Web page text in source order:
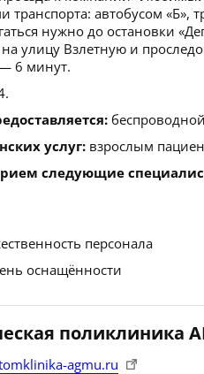
транспорта: автобусом
нужно до остановки
улицу Взлетную и
6 минут.
услуг: взрослым
следующие
персонала
оснащённости
поликлиника
agmu.ru